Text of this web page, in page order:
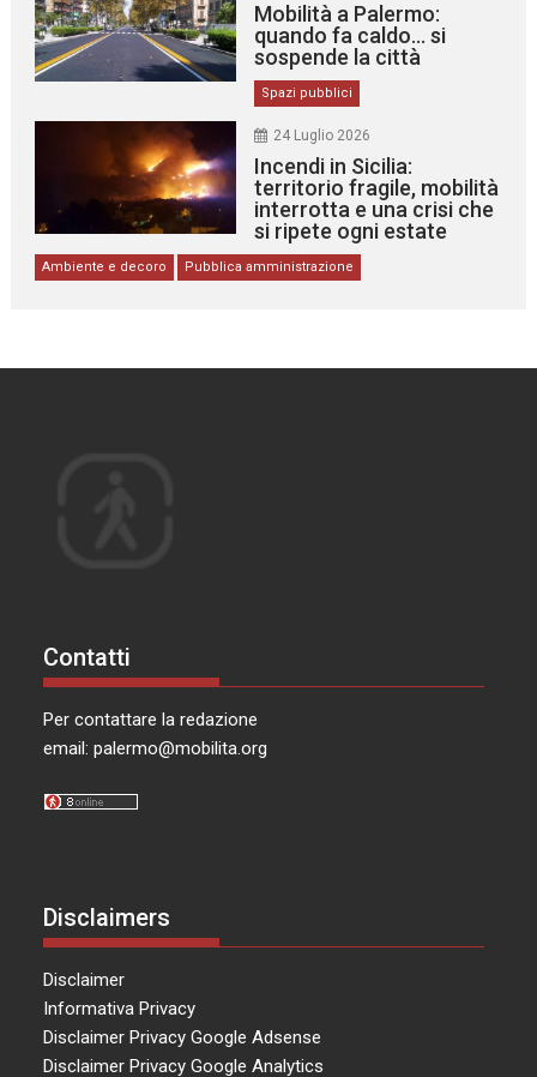
Mobilità a Palermo:
quando fa caldo… si
sospende la città
Spazi pubblici
24 Luglio 2026
Incendi in Sicilia:
territorio fragile, mobilità
interrotta e una crisi che
si ripete ogni estate
Ambiente e decoro Pubblica amministrazione
Contatti
Per contattare la redazione
email:palermo@mobilita.org
Disclaimers
Disclaimer
Informativa Privacy
Disclaimer Privacy Google Adsense
Disclaimer Privacy Google Analytics